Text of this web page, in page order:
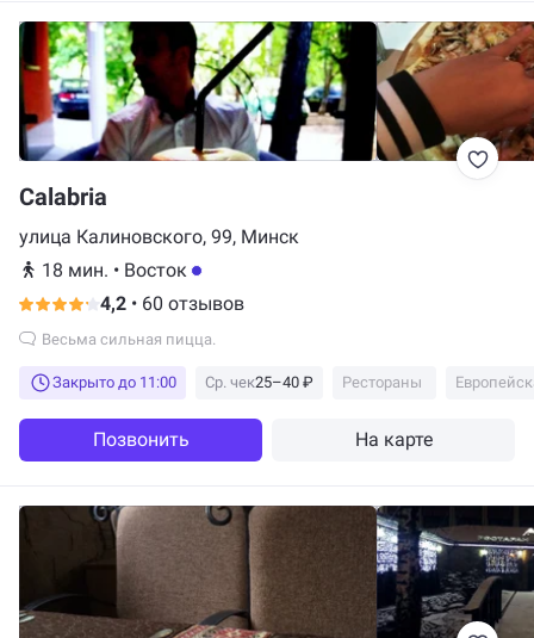
Calabria
улица Калиновского, 99, Минск
18 мин. • Восток
4,2 • 60 отзывов
Весьма сильная пицца.
Закрыто до 11:00 Ср. чек25–40 ₽ Рестораны
Позвонить На карте